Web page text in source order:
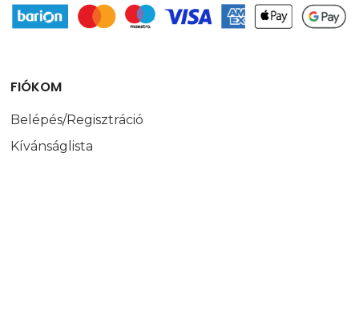
FIÓKOM
Belépés/Regisztráció
Kívánságlista